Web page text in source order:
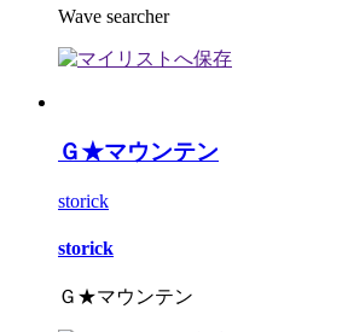
Wave searcher
Ｇ★マウンテン
storick
storick
Ｇ★マウンテン